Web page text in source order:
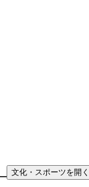
文化・スポーツを開く